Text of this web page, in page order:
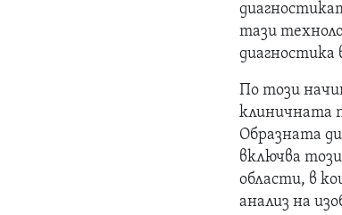
тази
диагностика
По този
клиничната
Образната
включва
области, в
анализ на